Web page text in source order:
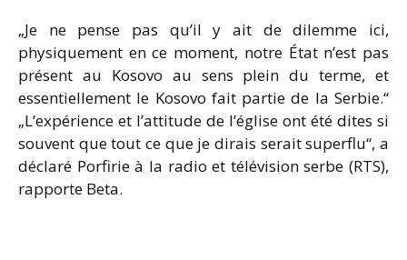
„Je ne pense pas qu’il y ait de dilemme ici,
physiquement en ce moment, notre État n’est pas
présent au Kosovo au sens plein du terme, et
essentiellement le Kosovo fait partie de la Serbie.“
„L’expérience et l’attitude de l’église ont été dites si
souvent que tout ce que je dirais serait superflu“, a
déclaré Porfirie à la radio et télévision serbe (RTS),
rapporte Beta.